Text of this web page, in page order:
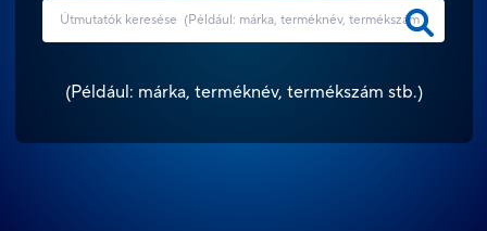
(Például: márka, terméknév, termékszám stb.)